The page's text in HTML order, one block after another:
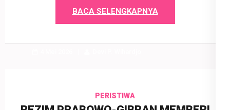
BACA SELENGKAPNYA
PERISTIWA